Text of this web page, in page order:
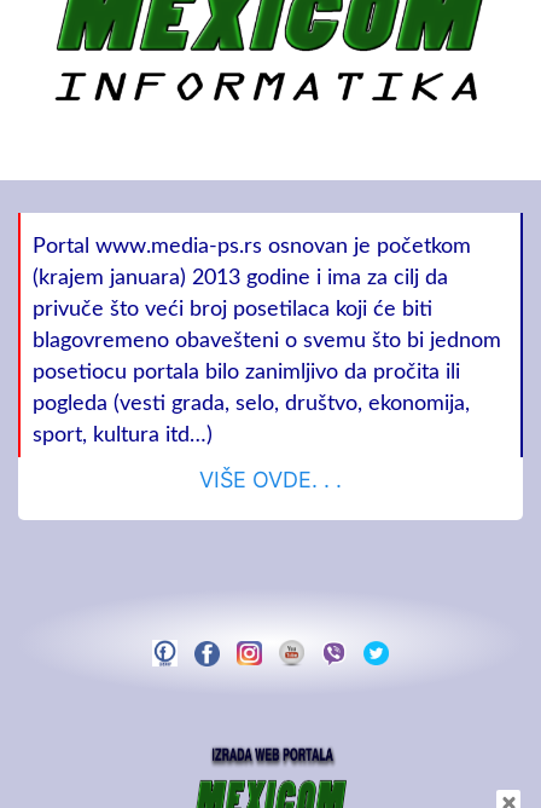
Portal www.media-ps.rs osnovan je početkom
(krajem januara) 2013 godine i ima za cilj da
privuče što veći broj posetilaca koji će biti
blagovremeno obavešteni o svemu što bi jednom
posetiocu portala bilo zanimljivo da pročita ili
pogleda (vesti grada, selo, društvo, ekonomija,
sport, kultura itd…)
VIŠE OVDE. . .